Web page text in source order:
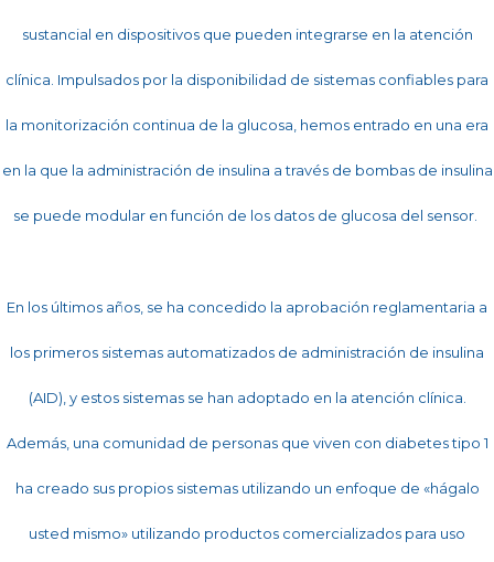
sustancial en dispositivos que pueden integrarse en la atención
clínica. Impulsados ​​por la disponibilidad de sistemas confiables para
la monitorización continua de la glucosa, hemos entrado en una era
en la que la administración de insulina a través de bombas de insulina
se puede modular en función de los datos de glucosa del sensor.
En los últimos años, se ha concedido la aprobación reglamentaria a
los primeros sistemas automatizados de administración de insulina
(AID), y estos sistemas se han adoptado en la atención clínica.
Además, una comunidad de personas que viven con diabetes tipo 1
ha creado sus propios sistemas utilizando un enfoque de «hágalo
usted mismo» utilizando productos comercializados para uso